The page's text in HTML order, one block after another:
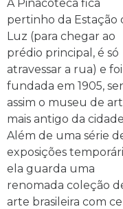
A Pinacoteca fica
pertinho da Estação
Luz (para chegar ao
prédio principal, é só
atravessar a rua) e foi
fundada em 1905,
assim o museu de
mais antigo da
Além de uma série
exposições
ela guarda uma
renomada coleção
arte brasileira com